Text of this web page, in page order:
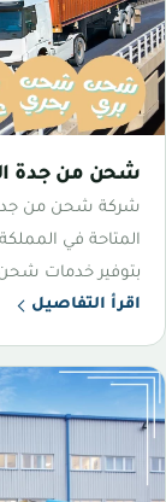
شحن من جدة
شركة شحن من جدة
المتاحة في
بتوفير خدمات
اقرأ التفاصيل